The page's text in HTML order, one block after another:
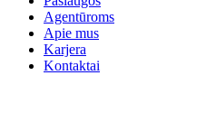
Agentūroms
Apie mus
Karjera
Kontaktai